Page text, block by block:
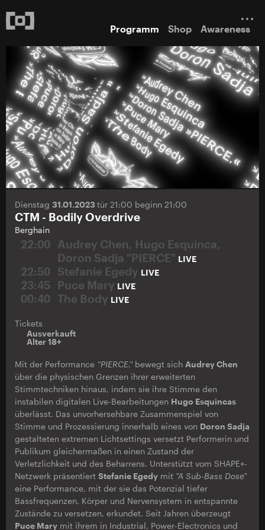
Programm Shop Awareness
Dienstag 31.01.2023tür 21:00 beginn 21:00
CTM - Bodily Overdrive
Berghain
22:00
Audrey Chen, Hugo Esquinca,
Doron Sadja "PIERCE" LIVE
22:50 Stefanie Egedy LIVE
23:45 Puce Mary LIVE
00:40 The Body LIVE
Tickets
Ausverkauft
Alter 18+
Mit der Performance “PIERCE."bewegt sich Audrey Chen
über die physischen Grenzen ihrer erweiterten
Stimmtechniken hinaus, indem sie ihre Stimme den
instabilen digitalen Live-Bearbeitungen Hugo Esquincas
überlässt. Das unvorhersehbare Zusammenspiel von
Stimme und Prozessierung innerhalb eines von Doron Sadja
gestalteten extremen Lichtsettings versetzt Performerin und
Publikum gleichermaßen in einen Zustand der
Verletzlichkeit und des Beharrens. Unterstützt vom SHAPE+-
Netzwerk präsentiert Stefanie Egedy mit "A Sub-Bass Dose"
eine Performance, mit der sie das Potenzial tiefer
Bassfrequenzen, Körper und Nervensystem in entspannte
Zustände zu versetzen, erkundet. Seit Jahren überzeugt
Puce Mary mit ihrem in Industrial, Power-Electronics und